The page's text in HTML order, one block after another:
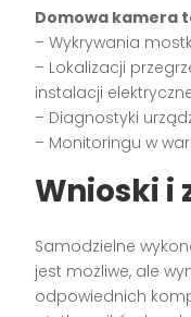
Domowa kamera
– Wykrywania
– Lokalizacji
instalacji
– Diagnostyki
– Monitoringu w
Wnioski i
Samodzielne
jest możliwe, ale
odpowiednich